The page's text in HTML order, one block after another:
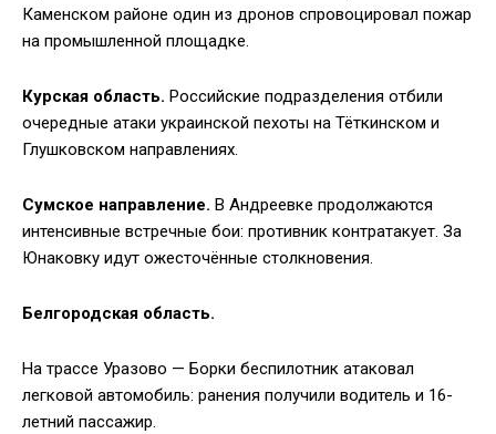
Каменском районе один из дронов спровоцировал пожар
на промышленной площадке.
Курская область. Российские подразделения отбили
очередные атаки украинской пехоты на Тёткинском и
Глушковском направлениях.
Сумское направление. В Андреевке продолжаются
интенсивные встречные бои: противник контратакует. За
Юнаковку идут ожесточённые столкновения.
Белгородская область.
На трассе Уразово — Борки беспилотник атаковал
легковой автомобиль: ранения получили водитель и 16-
летний пассажир.